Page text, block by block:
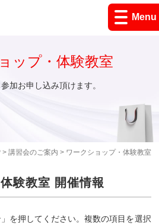
Menu
> 講習会のご案内 > ワークショップ・体験教室
ップ・体験教室
加お申し込み頂けます。
験教室 開催情報
を押してください。複数の項目を選択